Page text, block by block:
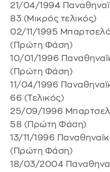
21/04/1994
83 (Μικρός τελικός)
02/11/1995
(Πρώτη Φάση)
10/01/1996
(Πρώτη Φάση)
11/04/1996
66 (Τελικός)
25/09/1996
58 (Πρώτη Φάση)
13/11/1996
(Πρώτη Φάση)
18/03/2004